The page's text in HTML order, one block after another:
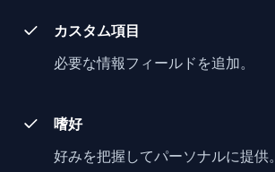
カスタム項目
必要な情報フィールドを追加。
嗜好
好みを把握してパーソナルに提供。